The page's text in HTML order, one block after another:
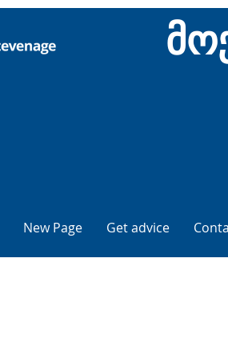
New Page Get advice